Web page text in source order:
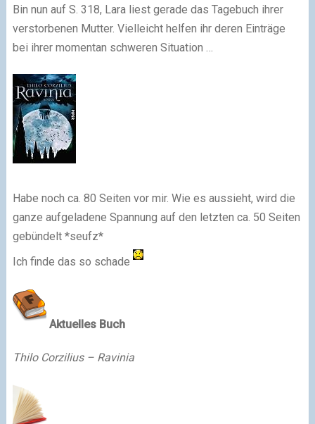
Bin nun auf S. 318, Lara liest gerade das Tagebuch ihrer
verstorbenen Mutter. Vielleicht helfen ihr deren Einträge
bei ihrer momentan schweren Situation …
Habe noch ca. 80 Seiten vor mir. Wie es aussieht, wird die
ganze aufgeladene Spannung auf den letzten ca. 50 Seiten
gebündelt *seufz*
Ich finde das so schade
Aktuelles Buch
Thilo Corzilius – Ravinia